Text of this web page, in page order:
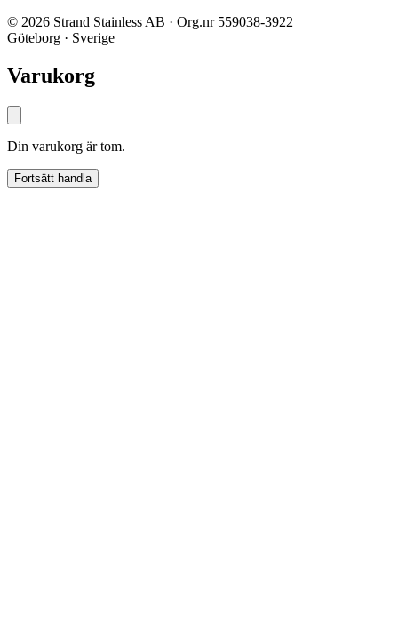
© 2026 Strand Stainless AB · Org.nr 559038-3922
Göteborg · Sverige
Varukorg
Din varukorg är tom.
Fortsätt handla